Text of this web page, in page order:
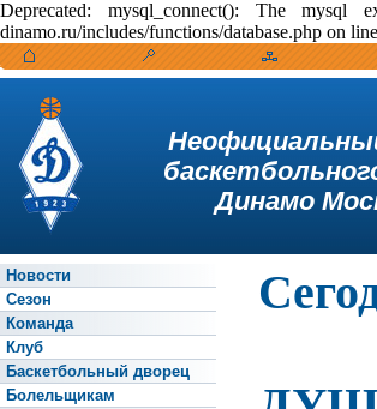
Deprecated: mysql_connect(): The
dinamo.ru/includes/functions/database.php on
Динамо
Новости
Сезон
Команда
Клуб
Баскетбольный дворец
Болельщикам